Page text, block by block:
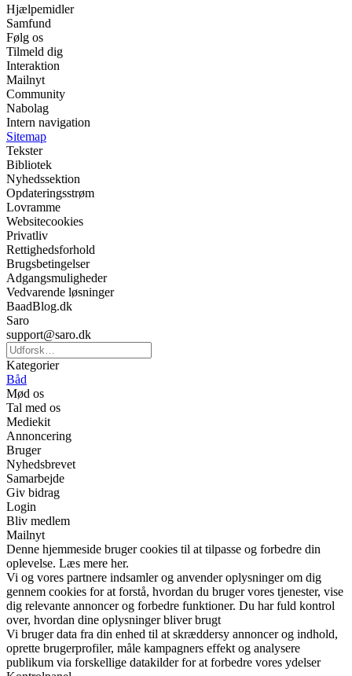
Hjælpemidler
Samfund
Følg os
Tilmeld dig
Interaktion
Mailnyt
Community
Nabolag
Intern navigation
Sitemap
Tekster
Bibliotek
Nyhedssektion
Opdateringsstrøm
Lovramme
Websitecookies
Privatliv
Rettighedsforhold
Brugsbetingelser
Adgangsmuligheder
Vedvarende løsninger
BaadBlog.dk
Saro
support@saro.dk
Kategorier
Båd
Mød os
Tal med os
Mediekit
Annoncering
Bruger
Nyhedsbrevet
Samarbejde
Giv bidrag
Login
Bliv medlem
Mailnyt
Denne hjemmeside bruger cookies til at tilpasse og forbedre din
oplevelse. Læs mere her.
Vi og vores partnere indsamler og anvender oplysninger om dig
gennem cookies for at forstå, hvordan du bruger vores tjenester, vise
dig relevante annoncer og forbedre funktioner. Du har fuld kontrol
over, hvordan dine oplysninger bliver brugt
Vi bruger data fra din enhed til at skræddersy annoncer og indhold,
oprette brugerprofiler, måle kampagners effekt og analysere
publikum via forskellige datakilder for at forbedre vores ydelser